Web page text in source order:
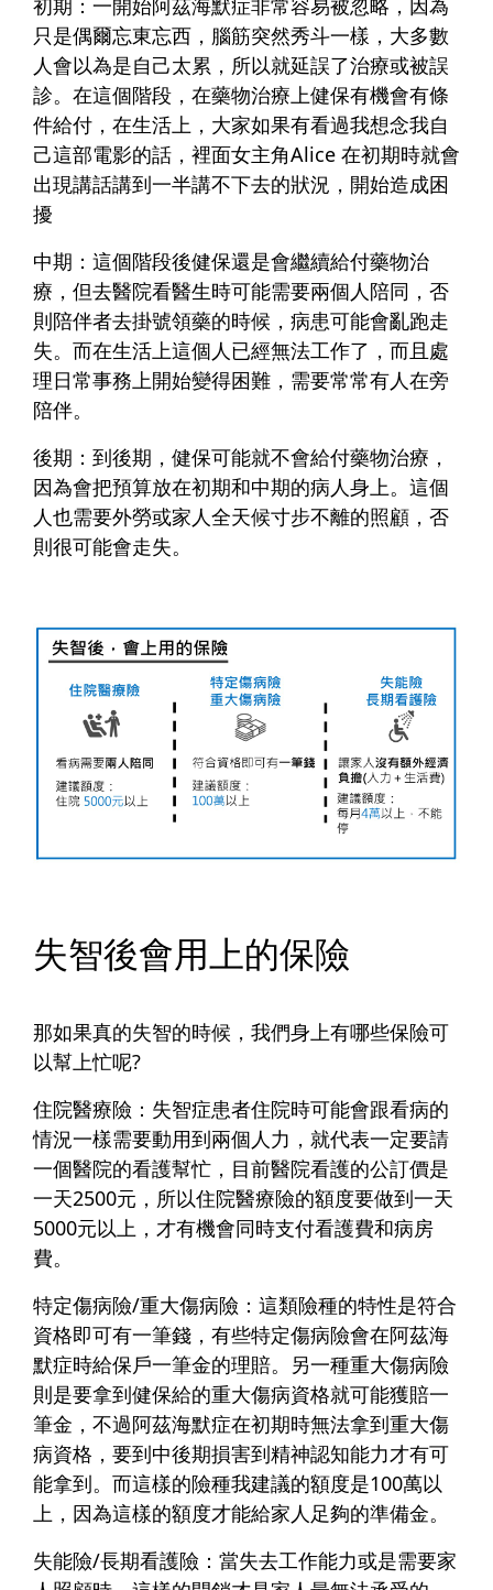
只是偶爾忘東忘西，腦筋突然秀斗一樣，大多數
人會以為是自己太累，所以就延誤了治療或被誤
診。在這個階段，在藥物治療上健保有機會有條
件給付，在生活上，大家如果有看過我想念我自
己這部電影的話，裡面女主角Alice 在初期時就會
出現講話講到一半講不下去的狀況，開始造成困
擾
中期： 這個階段後健保還是會繼續給付藥物治
療，但去醫院看醫生時可能需要兩個人陪同，否
則陪伴者去掛號領藥的時候，病患可能會亂跑走
失。而在生活上這個人已經無法工作了，而且處
理日常事務上開始變得困難，需要常常有人在旁
陪伴。
後期： 到後期，健保可能就不會給付藥物治療，
因為會把預算放在初期和中期的病人身上。這個
人也需要外勞或家人全天候寸步不離的照顧，否
則很可能會走失。
失智後會用上的保險
那如果真的失智的時候，我們身上有哪些保險可
以幫上忙呢?
住院醫療險： 失智症患者住院時可能會跟看病的
情況一樣需要動用到兩個人力，就代表一定要請
一個醫院的看護幫忙，目前醫院看護的公訂價是
一天2500元，所以住院醫療險的額度要做到一天
5000元以上，才有機會同時支付看護費和病房
費。
特定傷病險/重大傷病險： 這類險種的特性是符合
資格即可有一筆錢，有些特定傷病險會在阿茲海
默症時給保戶一筆金的理賠。另一種重大傷病險
則是要拿到健保給的重大傷病資格就可能獲賠一
筆金，不過阿茲海默症在初期時無法拿到重大傷
病資格，要到中後期損害到精神認知能力才有可
能拿到。而這樣的險種我建議的額度是100萬以
上，因為這樣的額度才能給家人足夠的準備金。
失能險/長期看護險： 當失去工作能力或是需要家